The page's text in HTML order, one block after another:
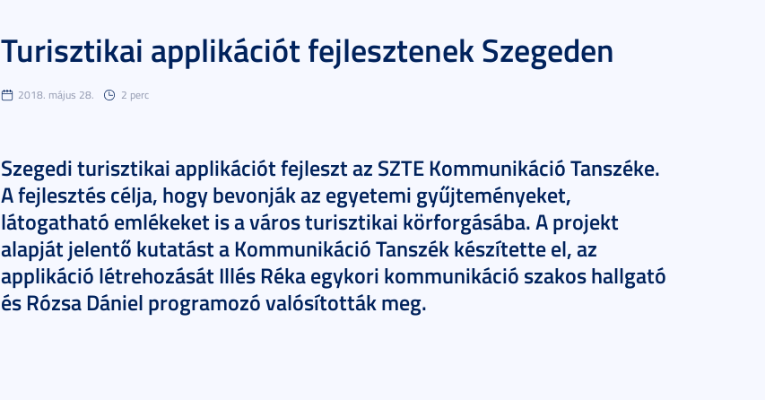
Turisztikai applikációt fejlesztenek Szegeden
2018. május 28. 2 perc
Szegedi turisztikai applikációt fejleszt az SZTE Kommunikáció Tanszéke.
A fejlesztés célja, hogy bevonják az egyetemi gyűjteményeket,
látogatható emlékeket is a város turisztikai körforgásába. A projekt
alapját jelentő kutatást a Kommunikáció Tanszék készítette el, az
applikáció létrehozását Illés Réka egykori kommunikáció szakos hallgató
és Rózsa Dániel programozó valósították meg.